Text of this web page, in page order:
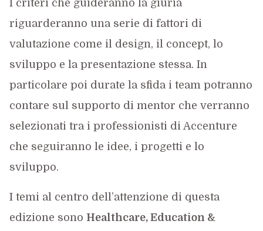
I criteri che guideranno la giuria
riguarderanno una serie di fattori di
valutazione come il design, il concept, lo
sviluppo e la presentazione stessa. In
particolare poi durate la sfida i team potranno
contare sul supporto di mentor che verranno
selezionati tra i professionisti di Accenture
che seguiranno le idee, i progetti e lo
sviluppo.
I temi al centro dell’attenzione di questa
edizione sono Healthcare, Education &